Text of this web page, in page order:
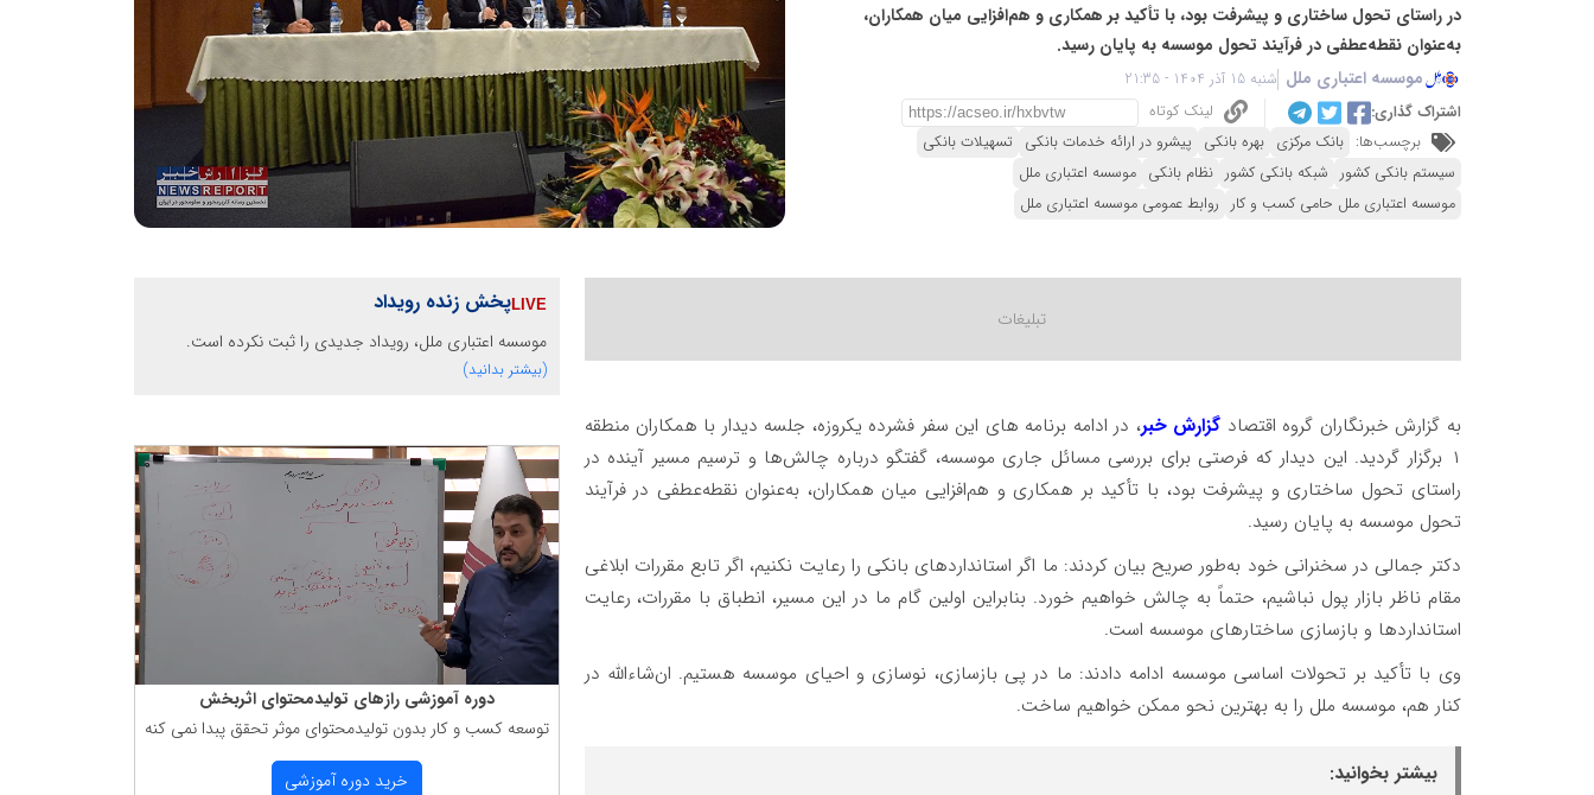
در راستای تحول ساختاری و پیشرفت بود، با تأکید بر همکاری و هم‌افزایی میان همکاران،
به‌عنوان نقطه‌عطفی در فرآیند تحول موسسه به پایان رسید.
موسسه اعتباری ملل شنبه 15 آذر 1404 - 21:35
اشتراک گذاری:
لینک کوتاه
برچسب‌ها: بانک مرکزی بهره بانکی پیشرو در ارائه خدمات بانکی تسهیلات بانکی
سیستم بانکی کشور شبکه بانکی کشور نظام بانکی موسسه اعتباری ملل
موسسه اعتباری ملل حامی کسب و کار روابط عمومی موسسه اعتباری ملل
به گزارش خبرنگاران گروه اقتصاد گزارش خبر، در ادامه برنامه های این سفر فشرده یکروزه، جلسه دیدار با همکاران منطقه
١ برگزار گردید. این دیدار که فرصتی برای بررسی مسائل جاری موسسه، گفتگو درباره چالش‌ها و ترسیم مسیر آینده در
راستای تحول ساختاری و پیشرفت بود، با تأکید بر همکاری و هم‌افزایی میان همکاران، به‌عنوان نقطه‌عطفی در فرآیند
تحول موسسه به پایان رسید.
دکتر جمالی در سخنرانی خود به‌طور صریح بیان کردند: ما اگر استانداردهای بانکی را رعایت نکنیم، اگر تابع مقررات ابلاغی
مقام ناظر بازار پول نباشیم، حتماً به چالش خواهیم خورد. بنابراین اولین گام ما در این مسیر، انطباق با مقررات، رعایت
استانداردها و بازسازی ساختارهای موسسه است.
وی با تأکید بر تحولات اساسی موسسه ادامه دادند: ما در پی بازسازی، نوسازی و احیای موسسه هستیم. ان‌شاءالله در
کنار هم، موسسه ملل را به بهترین نحو ممکن خواهیم ساخت.
بیشتر بخوانید:
پخش زنده رویداد
موسسه اعتباری ملل، رویداد جدیدی را ثبت نکرده است.
(بیشتر بدانید)
دوره آموزشی رازهای تولیدمحتوای اثربخش
توسعه كسب و كار بدون تولیدمحتوای موثر تحقق پبدا نمی كنه
خرید دوره آموزشی